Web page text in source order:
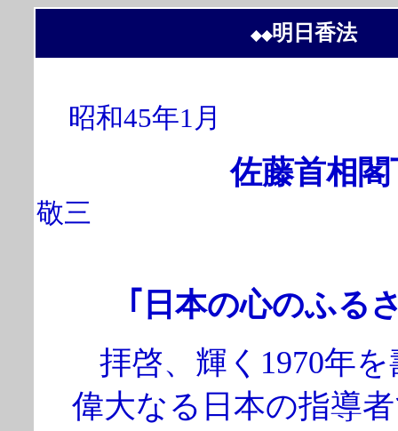
◆◆明日香法
昭和45年1月
佐藤首
敬三
｢日本の心のふる
拝啓、輝く1970年
偉大なる日本の指導